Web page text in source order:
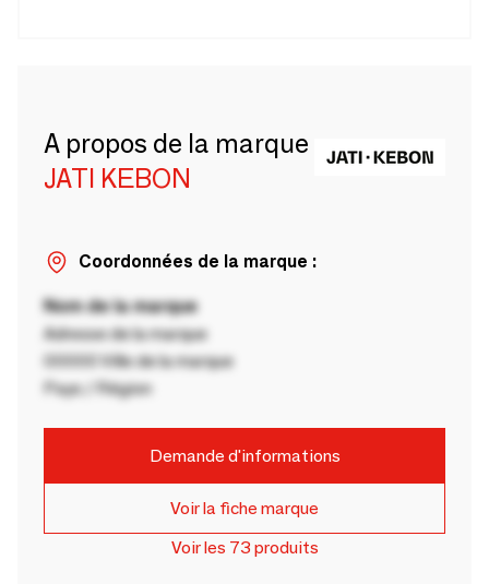
A propos de la marque
JATI KEBON
Coordonnées de la marque :
Nom de la marque
Adresse de la marque
00000 Ville de la marque
Pays / Région
Demande d'informations
Voir la fiche marque
Voir les 73 produits